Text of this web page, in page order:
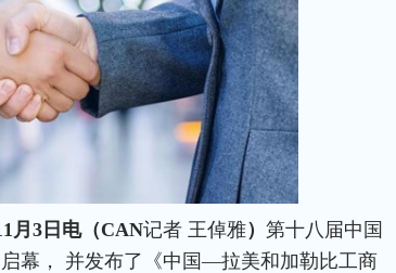
月3日电（CAN记者 王倬雅） 第十八届中国
幕， 并发布了《中国—拉美和加勒比工商